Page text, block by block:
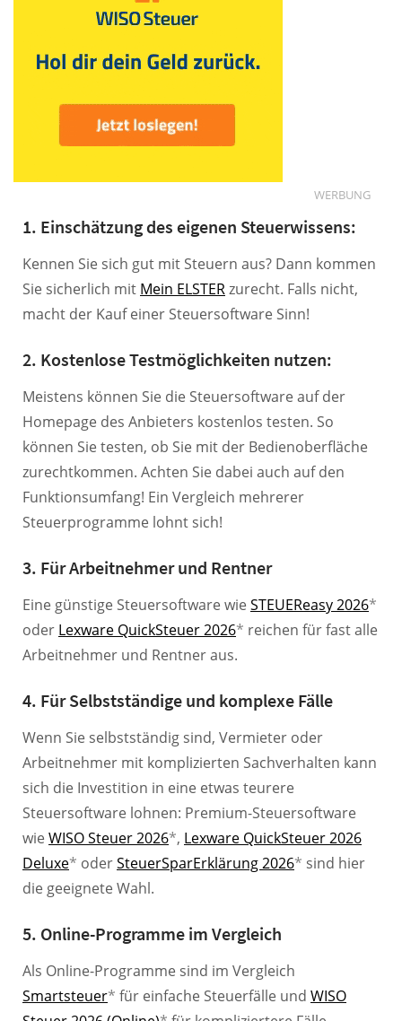
WERBUNG
1. Einschätzung des eigenen Steuerwissens:
Kennen Sie sich gut mit Steuern aus? Dann kommen
Sie sicherlich mit Mein ELSTERzurecht. Falls nicht,
macht der Kauf einer Steuersoftware Sinn!
2. Kostenlose Testmöglichkeiten nutzen:
Meistens können Sie die Steuersoftware auf der
Homepage des Anbieters kostenlos testen. So
können Sie testen, ob Sie mit der Bedienoberfläche
zurechtkommen. Achten Sie dabei auch auf den
Funktionsumfang! Ein Vergleich mehrerer
Steuerprogramme lohnt sich!
3. Für Arbeitnehmer und Rentner
Eine günstige Steuersoftware wie STEUEReasy 2026*
oder Lexware QuickSteuer 2026* reichen für fast alle
Arbeitnehmer und Rentner aus.
4. Für Selbstständige und komplexe Fälle
Wenn Sie selbstständig sind, Vermieter oder
Arbeitnehmer mit komplizierten Sachverhalten kann
sich die Investition in eine etwas teurere
Steuersoftware lohnen: Premium-Steuersoftware
wie WISO Steuer 2026*, Lexware QuickSteuer 2026
Deluxe* oderSteuerSparErklärung 2026* sind hier
die geeignete Wahl.
5. Online-Programme im Vergleich
Als Online-Programme sind im Vergleich
Smartsteuer* für einfache Steuerfälle und WISO